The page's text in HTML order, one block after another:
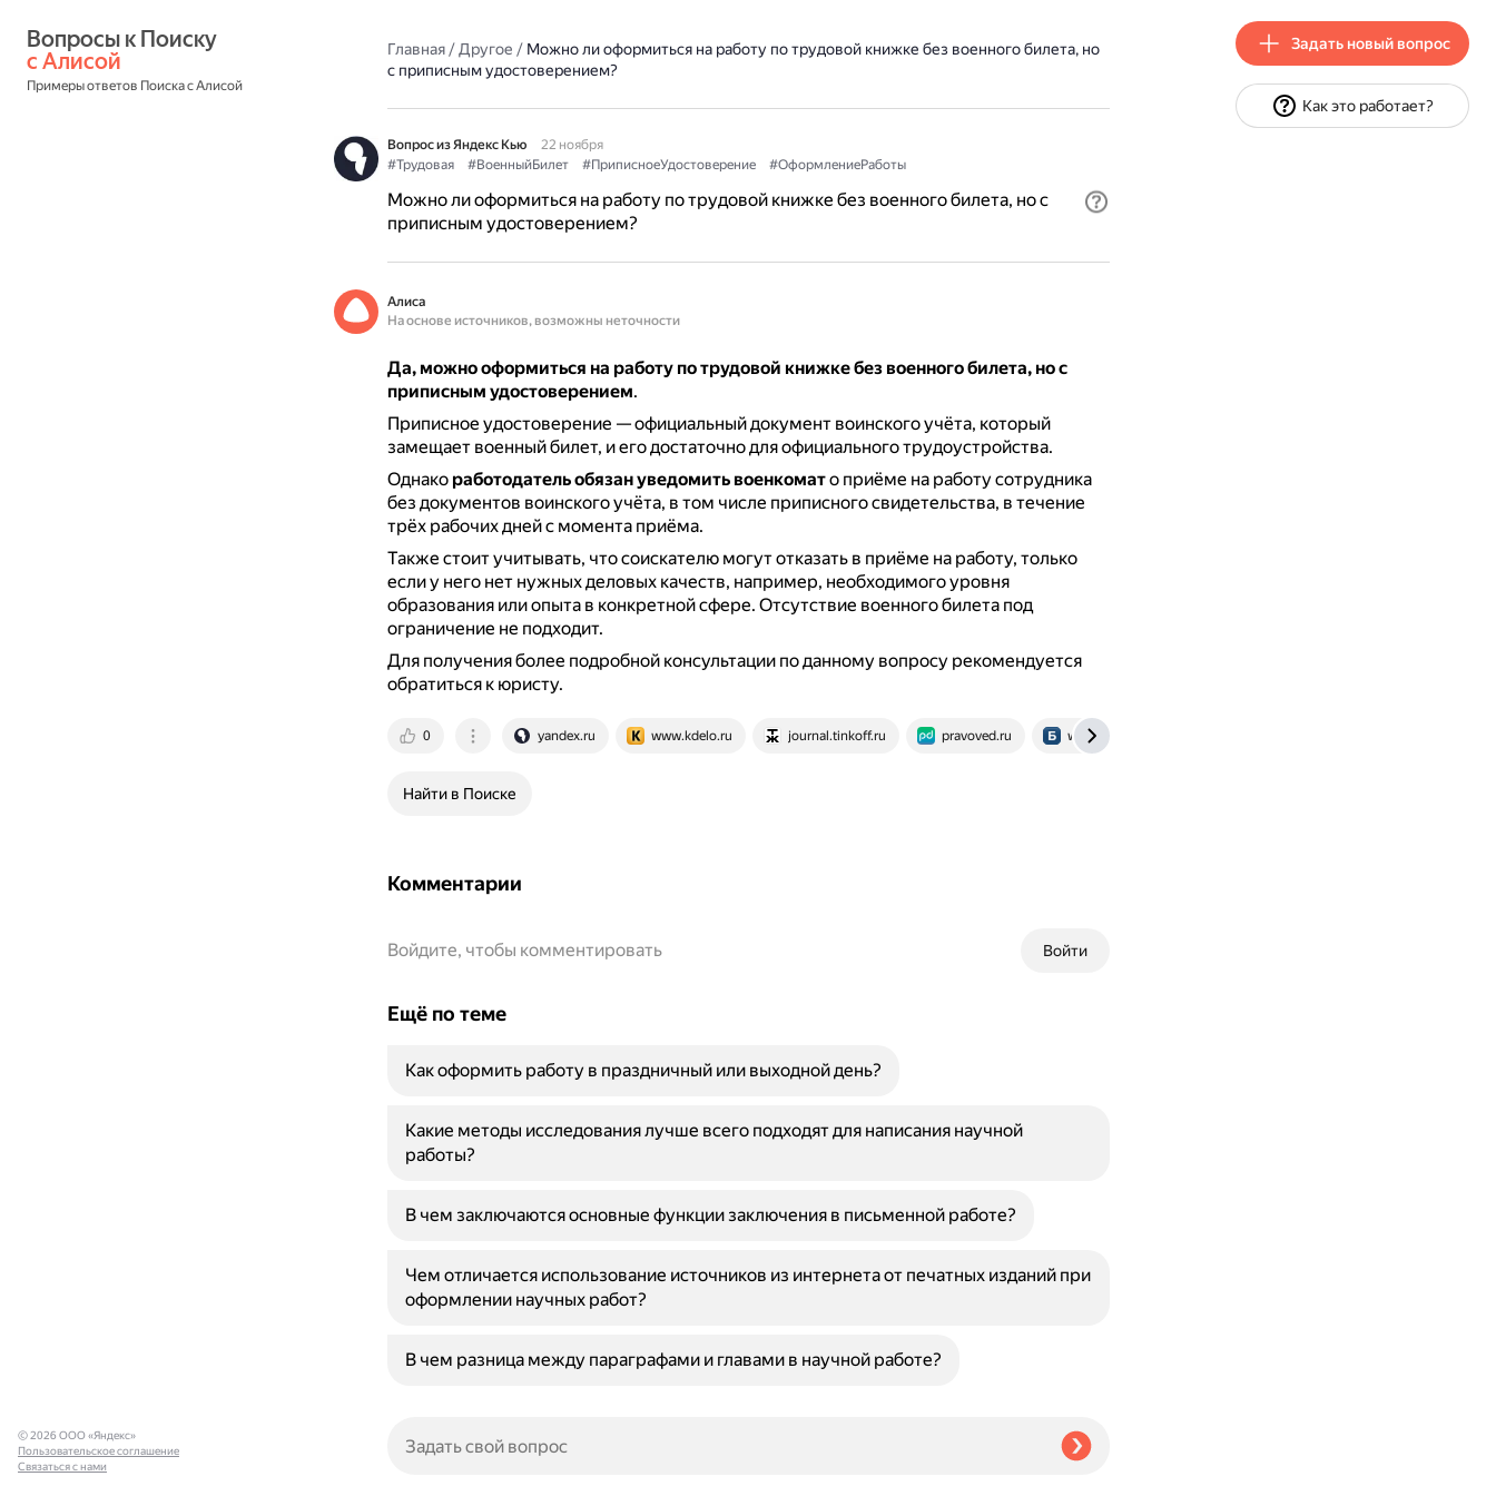
с Алисой
Примеры ответов Поиска с Алисой
Главная/Другое / Можно ли оформиться на работу по трудовой книжке без военного билета, но
с приписным удостоверением?
Вопрос из Яндекс Кью
22 ноября
#Трудовая
#ВоенныйБилет #ПриписноеУдостоверение #ОформлениеРаботы
Можно ли оформиться на работу по трудовой книжке без военного билета, но с
приписным удостоверением?
Алиса
На основе источников, возможны неточности
Да, можно оформиться на работу по трудовой книжке без военного билета, но с
приписным удостоверением.
Приписное удостоверение — официальный документ воинского учёта, который
замещает военный билет, и его достаточно для официального трудоустройства.
Однако работодатель обязан уведомить военкомато приёме на работу сотрудника
без документов воинского учёта, в том числе приписного свидетельства, в течение
трёх рабочих дней с момента приёма.
Также стоит учитывать, что соискателю могут отказать в приёме на работу, только
если у него нет нужных деловых качеств, например, необходимого уровня
образования или опыта в конкретной сфере. Отсутствие военного билета под
ограничение не подходит.
Для получения более подробной консультации по данному вопросу рекомендуется
обратиться к юристу.
0 yandex.ru www.kdelo.ru journal.tinkoff.ru pravoved.ru www.buhgalteria.ru
Найти в Поиске
Комментарии
Войти
Войдите, чтобы комментировать
Ещё по теме
Как оформить работу в праздничный или выходной день?
Какие методы исследования лучше всего подходят для написания научной
работы?
В чем заключаются основные функции заключения в письменной работе?
Чем отличается использование источников из интернета от печатных изданий при
оформлении научных работ?
В чем разница между параграфами и главами в научной работе?
© 2026 ООО «Яндекс»
Пользовательское соглашение
Связаться с нами
Задать новый вопрос
Как это работает?